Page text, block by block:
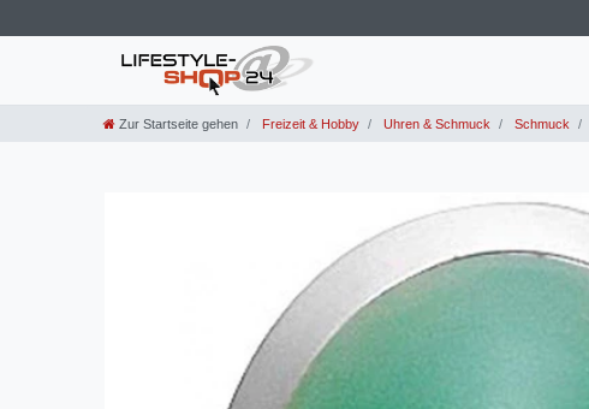
Zur Startseite gehen Freizeit & Hobby Uhren & Schmuck Schmuck